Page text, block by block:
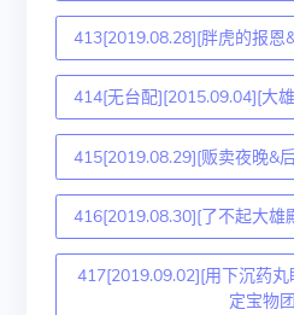
413[2019.08.28][胖虎的报恩
414[无台配][2015.09.04][大
415[2019.08.29][贩卖夜晚&
416[2019.08.30][了不起大雄
417[2019.09.02][用下沉药
定宝物